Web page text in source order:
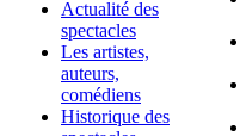
Actualité des
spectacles
Les artistes,
auteurs,
comédiens
Historique des